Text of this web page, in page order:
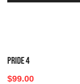
PRIDE 4
$99.00